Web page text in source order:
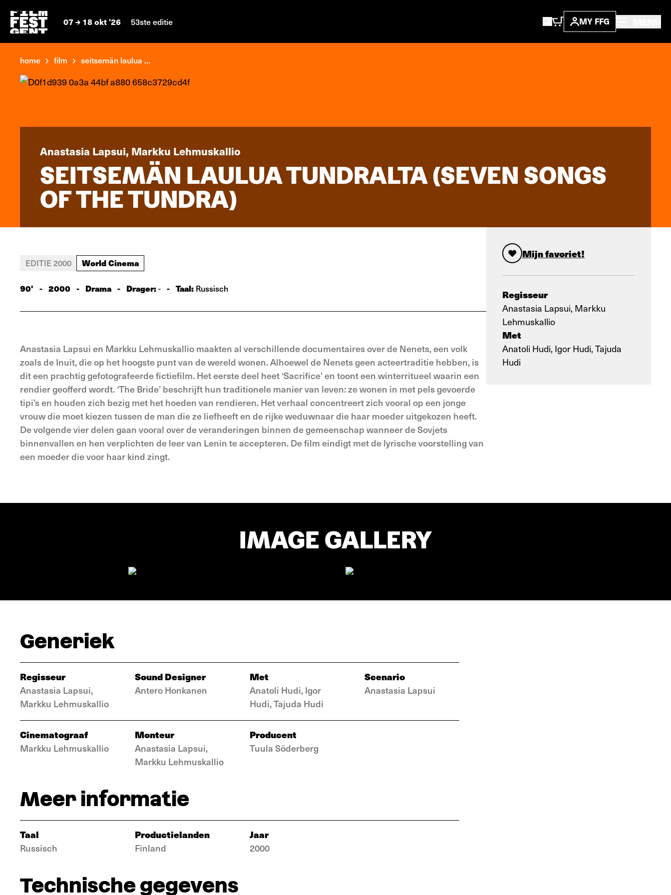
07 18 okt '26 53ste editie MY FFG
home film seitsemän laulua ...
Anastasia Lapsui, Markku Lehmuskallio
SEITSEMÄN LAULUA TUNDRALTA (SEVEN SONGS
OF THE TUNDRA)
Mijn favoriet!
Regisseur
Anastasia Lapsui, Markku
Lehmuskallio
Met
Anatoli Hudi, Igor Hudi, Tajuda
Hudi
EDITIE 2000 World Cinema
90' - 2000 - Drama - Drager:- - Taal: Russisch
Anastasia Lapsui en Markku Lehmuskallio maakten al verschillende documentaires over de Nenets, een volk
zoals de Inuit, die op het hoogste punt van de wereld wonen. Alhoewel de Nenets geen acteertraditie hebben, is
dit een prachtig gefotografeerde fictiefilm. Het eerste deel heet ‘Sacrifice’ en toont een winterritueel waarin een
rendier geofferd wordt. ‘The Bride’ beschrijft hun traditionele manier van leven: ze wonen in met pels gevoerde
tipi’s en houden zich bezig met het hoeden van rendieren. Het verhaal concentreert zich vooral op een jonge
vrouw die moet kiezen tussen de man die ze liefheeft en de rijke weduwnaar die haar moeder uitgekozen heeft.
De volgende vier delen gaan vooral over de veranderingen binnen de gemeenschap wanneer de Sovjets
binnenvallen en hen verplichten de leer van Lenin te accepteren. De film eindigt met de lyrische voorstelling van
een moeder die voor haar kind zingt.
IMAGE GALLERY
Generiek
Regisseur
Anastasia Lapsui,
Markku Lehmuskallio
Sound Designer
Antero Honkanen
Met
Anatoli Hudi, Igor
Hudi, Tajuda Hudi
Scenario
Anastasia Lapsui
Cinematograaf
Markku Lehmuskallio
Monteur
Anastasia Lapsui,
Markku Lehmuskallio
Producent
Tuula Söderberg
Meer informatie
Taal
Russisch
Productielanden
Finland
Jaar
2000
Technische gegevens